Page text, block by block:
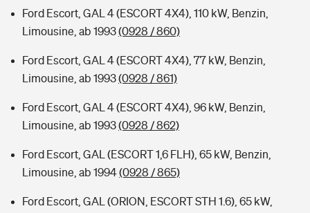
Ford Escort, GAL 4 (ESCORT 4X4), 110 kW, Benzin,
Limousine, ab 1993(0928 / 860)
Ford Escort, GAL 4 (ESCORT 4X4), 77 kW, Benzin,
Limousine, ab 1993(0928 / 861)
Ford Escort, GAL 4 (ESCORT 4X4), 96 kW, Benzin,
Limousine, ab 1993(0928 / 862)
Ford Escort, GAL (ESCORT 1,6 FLH), 65 kW, Benzin,
Limousine, ab 1994(0928 / 865)
Ford Escort, GAL (ORION, ESCORT STH 1.6), 65 kW,